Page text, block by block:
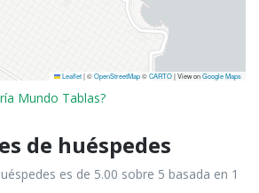
Leaflet|©OpenStreetMap©CARTO| View onGoogle Maps
Mundo Tablas?
de huéspedes
es de 5.00 sobre 5 basada en 1